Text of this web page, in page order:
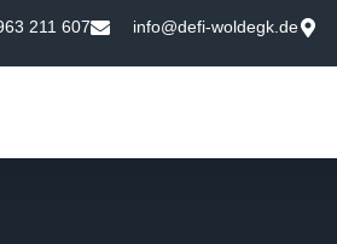
211 607 info@defi-woldegk.de